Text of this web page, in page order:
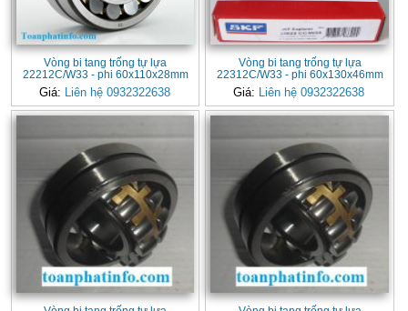
Vòng bi tang trống tự lựa
22212C/W33 - phi 60x110x28mm
Giá: Liên hệ 0932322638
Vòng bi tang trống tự lựa
22312C/W33 - phi 60x130x46mm
Giá: Liên hệ 0932322638